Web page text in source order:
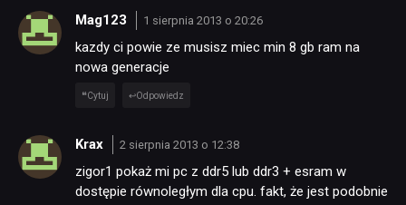
Mag123 1 sierpnia 2013 o 20:26
kazdy ci powie ze musisz miec min 8 gb ram na
nowa generacje
Cytuj Odpowiedz
Krax 2 sierpnia 2013 o 12:38
zigor1 pokaż mi pc z ddr5 lub ddr3 + esram w
dostępie równoległym dla cpu. fakt, że jest podobnie